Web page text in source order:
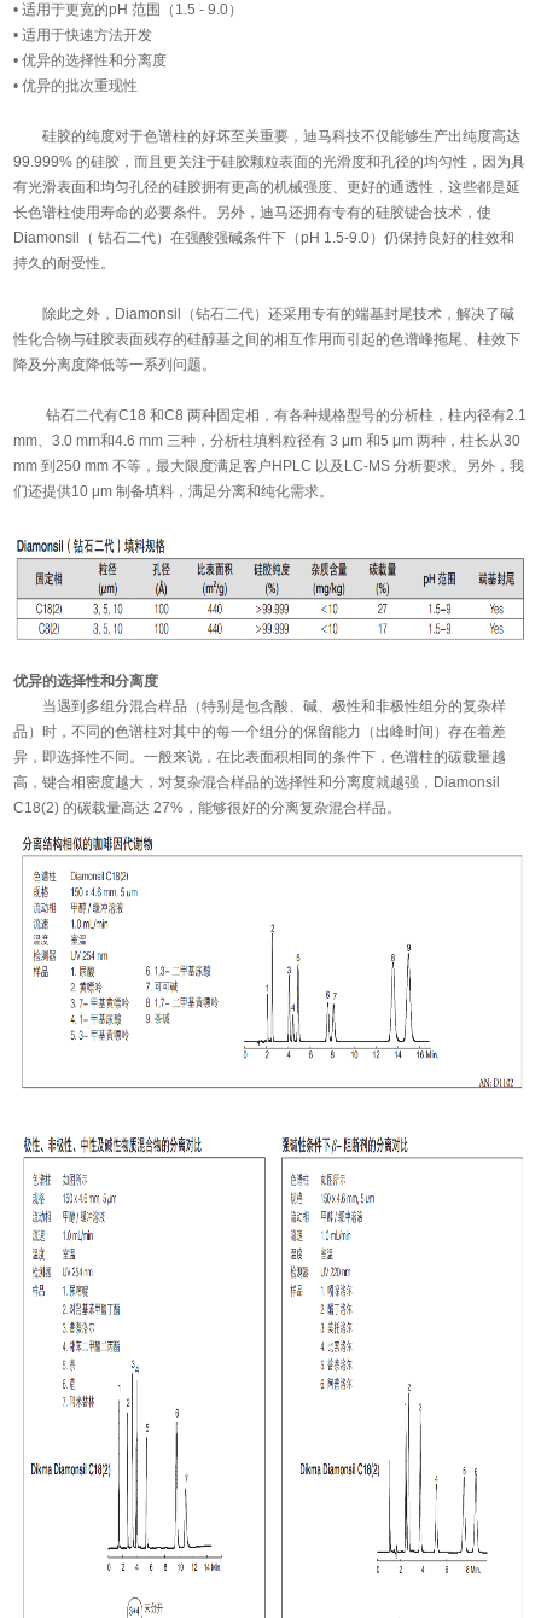
• 适用于更宽的pH 范围（1.5 - 9.0）
• 适用于快速方法开发
• 优异的选择性和分离度
• 优异的批次重现性
硅胶的纯度对于色谱柱的好坏至关重要，迪马科技不仅能够生产出纯度高达
99.999% 的硅胶，而且更关注于硅胶颗粒表面的光滑度和孔径的均匀性，因为具
有光滑表面和均匀孔径的硅胶拥有更高的机械强度、更好的通透性，这些都是延
长色谱柱使用寿命的必要条件。另外，迪马还拥有专有的硅胶键合技术，使
Diamonsil（ 钻石二代）在强酸强碱条件下（pH 1.5-9.0）仍保持良好的柱效和
持久的耐受性。
除此之外，Diamonsil（钻石二代）还采用专有的端基封尾技术，解决了碱
性化合物与硅胶表面残存的硅醇基之间的相互作用而引起的色谱峰拖尾、柱效下
降及分离度降低等一系列问题。
钻石二代有C18 和C8 两种固定相，有各种规格型号的分析柱，柱内径有2.1
mm、3.0 mm和4.6 mm 三种，分析柱填料粒径有 3 μm 和5 μm 两种，柱长从30
mm 到250 mm 不等，最大限度满足客户HPLC 以及LC-MS 分析要求。另外，我
们还提供10 μm 制备填料，满足分离和纯化需求。
优异的选择性和分离度
当遇到多组分混合样品（特别是包含酸、碱、极性和非极性组分的复杂样
品）时，不同的色谱柱对其中的每一个组分的保留能力（出峰时间）存在着差
异，即选择性不同。一般来说，在比表面积相同的条件下，色谱柱的碳载量越
高，键合相密度越大，对复杂混合样品的选择性和分离度就越强，Diamonsil
C18(2) 的碳载量高达 27%，能够很好的分离复杂混合样品。